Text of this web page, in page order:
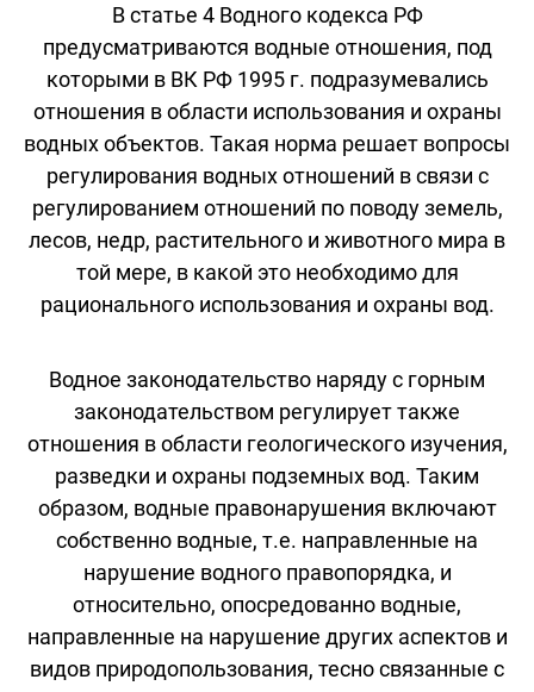
В статье 4 Водного кодекса РФ
предусматриваются водные отношения, под
которыми в ВК РФ 1995 г. подразумевались
отношения в области использования и охраны
водных объектов. Такая норма решает вопросы
регулирования водных отношений в связи с
регулированием отношений по поводу земель,
лесов, недр, растительного и животного мира в
той мере, в какой это необходимо для
рационального использования и охраны вод.
Водное законодательство наряду с горным
законодательством регулирует также
отношения в области геологического изучения,
разведки и охраны подземных вод. Таким
образом, водные правонарушения включают
собственно водные, т.е. направленные на
нарушение водного правопорядка, и
относительно, опосредованно водные,
направленные на нарушение других аспектов и
видов природопользования, тесно связанные с